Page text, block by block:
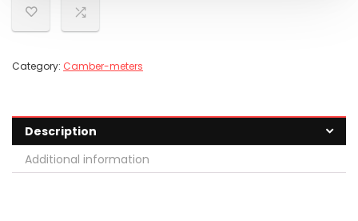
Category: Camber-meters
Description
Additional information